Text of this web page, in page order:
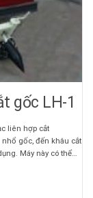
gốc LH-1
liên hợp cắt
gốc, đến khâu cắt
Máy này có thể